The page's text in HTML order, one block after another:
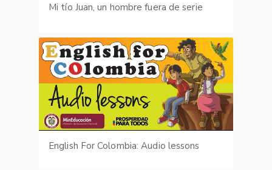
Mi tío Juan, un hombre fuera de serie
English For Colombia: Audio lessons